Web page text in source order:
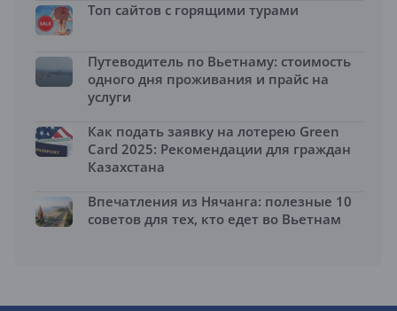
Топ сайтов с горящими турами
Путеводитель по Вьетнаму: стоимость
одного дня проживания и прайс на
услуги
Как подать заявку на лотерею Green
Card 2025: Рекомендации для граждан
Казахстана
Впечатления из Нячанга: полезные 10
советов для тех, кто едет во Вьетнам